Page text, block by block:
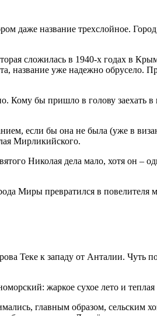
даже название трехслойное.
сложилась в 1940-х годах в
название уже надежно обрусело.
бы пришло в голову заехать
если бы она не была (уже в
Мирликийского.
Николая дела мало, хотя он
Миры превратился в повелителя
Теке к западу от Анталии.
жаркое сухое лето и
главным образом,